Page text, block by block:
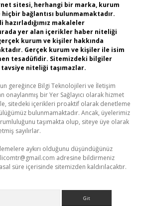
sitesi, herhangi bir marka, kurum
bağlantısı bulunmamaktadır.
hazırladığımız makaleler
yer alan içerikler haber niteliği
kurum ve kişiler hakkında
Gerçek kurum ve kişiler ile isim
tesadüfidir. Sitemizdeki bilgiler
niteliği taşımazlar.
gereğince Bilgi Teknolojileri ve İletişim
onaylanmış bir Yer Sağlayıcı olarak hizmet
sitedeki içerikleri proaktif olarak denetleme
bulunmamaktadır. Ancak, üyelerimiz
taşımakta olup, siteye üye olarak
sayılırlar.
aykırı olduğunu düşündüğünüz
adresine bildirmeniz
süre içerisinde sitemizden kaldırılacaktır.